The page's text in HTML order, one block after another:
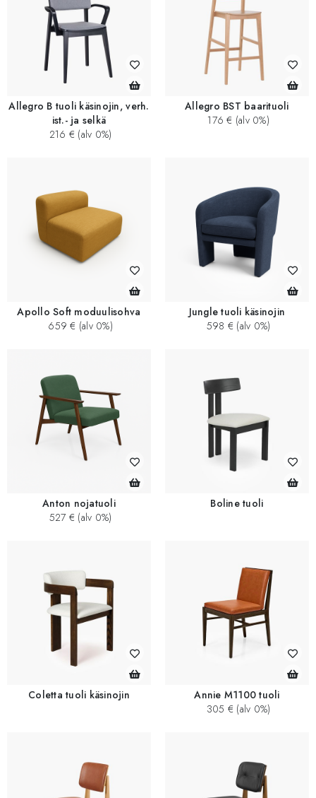
Allegro B tuoli käsinojin, verh.
ist.- ja selkä
216 € (alv 0%)
Allegro BST baarituoli
176 € (alv 0%)
Apollo Soft moduulisohva
659 € (alv 0%)
Jungle tuoli käsinojin
598 € (alv 0%)
Anton nojatuoli
527 € (alv 0%)
Boline tuoli
Coletta tuoli käsinojin
Annie M1100 tuoli
305 € (alv 0%)